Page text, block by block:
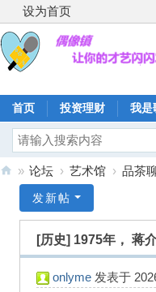
设为首页
首页 投资理财 我是
» 论坛 › 艺术馆 › 品茶
发新帖
[历史] 1975年， 蒋
onlyme 发表于